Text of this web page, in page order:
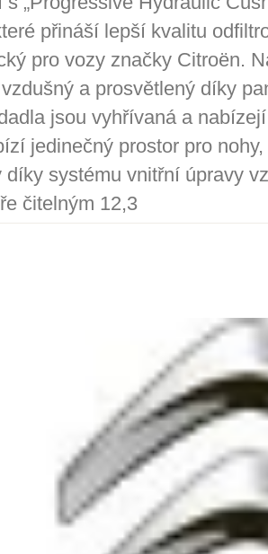
přináší lepší kvalitu
pro vozy značky Citroën.
a prosvětlený díky
jsou vyhřívaná a
jedinečný prostor pro
díky systému vnitřní úpravy
čitelným 12,3